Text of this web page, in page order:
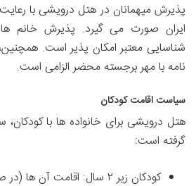
پذیرش میهمانان در هتل درویشی با
ایران صورت می گیرد. پذیرش خانم
شناسایی معتبر امکان پذیر است.
نامه با مهر برجسته محضر الزامی است.
سیاست اقامت کودکان
هتل درویشی برای خانواده ها با
گرفته است:
کودکان زیر ۲ سال: اقامت آن